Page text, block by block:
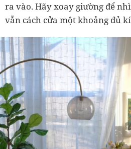
ra vào. Hãy xoay giường để
vẫn cách cửa một khoảng đủ